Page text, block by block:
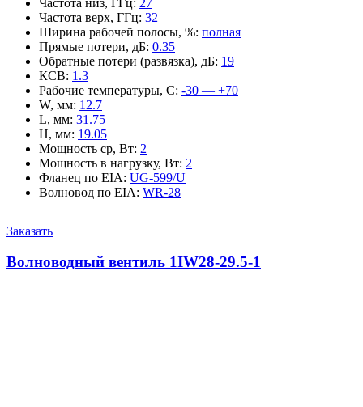
Частота верх, ГГц: 32
Ширина рабочей полосы, %: полная
Прямые потери, дБ: 0.35
Обратные потери (развязка), дБ: 19
КСВ: 1.3
Рабочие температуры, С: -30 — +70
W, мм: 12.7
L, мм: 31.75
H, мм: 19.05
Мощность ср, Вт: 2
Мощность в нагрузку, Вт: 2
Фланец по EIA: UG-599/U
Волновод по EIA: WR-28
Заказать
Волноводный вентиль 1IW28-29.5-1